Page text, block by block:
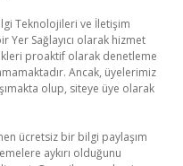
Teknolojileri ve İletişim
Yer Sağlayıcı olarak hizmet
proaktif olarak denetleme
Ancak, üyelerimiz
olup, siteye üye olarak
ücretsiz bir bilgi paylaşım
aykırı olduğunu